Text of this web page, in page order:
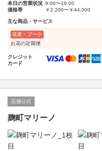
本日の営業状況 9:00〜19:00
価格帯
￥2,200〜￥44,000
主な商品・サービス
花束・ブーケ
お花の定期便
クレジット
カード
店舗公式
麹町マリーノ